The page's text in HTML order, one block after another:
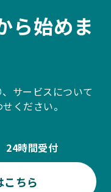
ら始めま
サービスについて
ください。
時間受付
ちら